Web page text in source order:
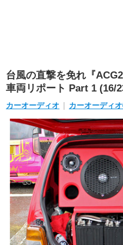
台風の直撃を免れ『
車両リポート Part 1 (16/
カーオーディオ カーオーディ